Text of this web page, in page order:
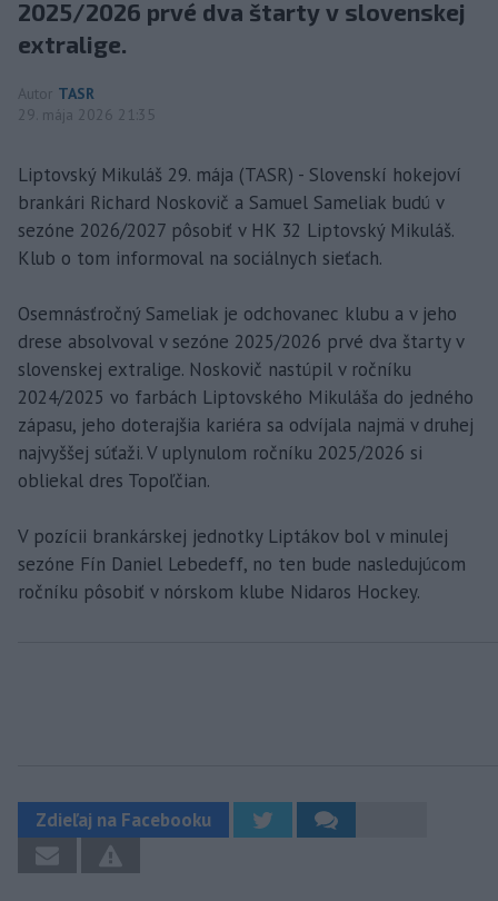
2025/2026 prvé dva štarty v slovenskej
extralige.
Autor TASR
29. mája 2026 21:35
Liptovský Mikuláš 29. mája (TASR) - Slovenskí hokejoví
brankári Richard Noskovič a Samuel Sameliak budú v
sezóne 2026/2027 pôsobiť v HK 32 Liptovský Mikuláš.
Klub o tom informoval na sociálnych sieťach.
Osemnásťročný Sameliak je odchovanec klubu a v jeho
drese absolvoval v sezóne 2025/2026 prvé dva štarty v
slovenskej extralige. Noskovič nastúpil v ročníku
2024/2025 vo farbách Liptovského Mikuláša do jedného
zápasu, jeho doterajšia kariéra sa odvíjala najmä v druhej
najvyššej súťaži. V uplynulom ročníku 2025/2026 si
obliekal dres Topoľčian.
V pozícii brankárskej jednotky Liptákov bol v minulej
sezóne Fín Daniel Lebedeff, no ten bude nasledujúcom
ročníku pôsobiť v nórskom klube Nidaros Hockey.
Zdieľaj na Facebooku